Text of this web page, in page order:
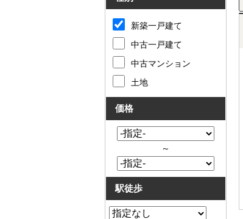
新築一戸建て
中古一戸建て
中古マンション
土地
価格
～
駅徒歩